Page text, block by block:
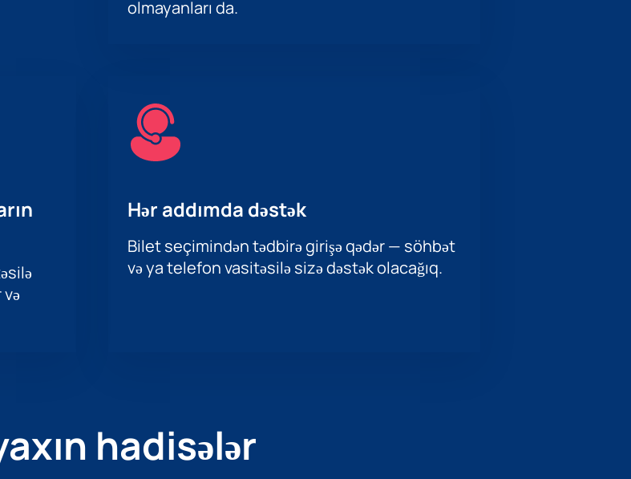
olmayanları da.
Hər addımda dəstək
Bilet seçimindən tədbirə girişə qədər — söhbət
və ya telefon vasitəsilə sizə dəstək olacağıq.
hadisələr